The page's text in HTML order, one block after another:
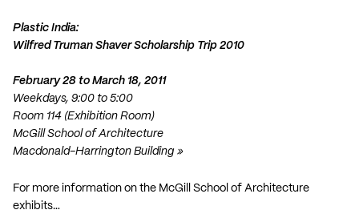
Plastic India:
Wilfred Truman Shaver Scholarship Trip 2010
February 28 to March 18, 2011
Weekdays, 9:00 to 5:00
Room 114 (Exhibition Room)
McGill School of Architecture
Macdonald-Harrington Building »
For more information on the McGill School of Architecture
exhibits…